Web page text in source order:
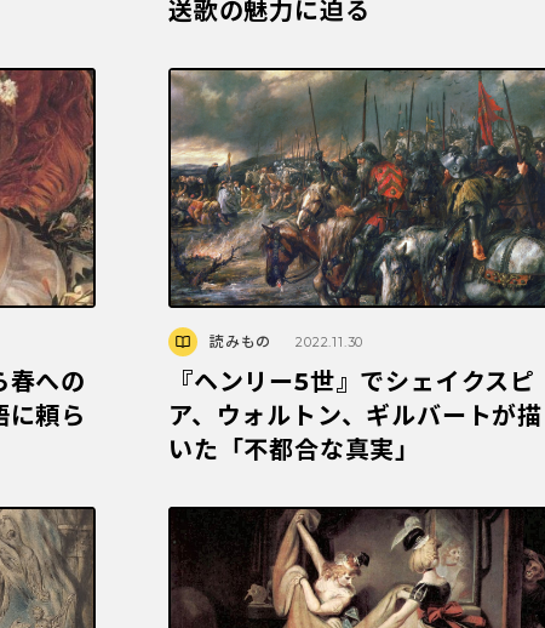
送歌の魅力に迫る
春への
に頼ら
読みもの 2022.11.30
『ヘンリー5世』でシェイクスピ
ア、ウォルトン、ギルバートが描
いた「不都合な真実」